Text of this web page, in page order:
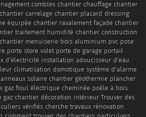
combles chantier chauffage chantier
carrelage chantier placard dressing
équipée chantier ravalement façade chantier
traitement humidité chantier construction
menuiserie bois aluminium pvc pose
porte store volet porte de garage portail
d'électricité installation adoucisseur d'eau
climatisation domotique système d'alarme
solaire chantier géothermie plancher
gaz fioul électrique cheminée poêle à bois
chantier décoration intérieur Trouver des
vérifiés cherche travaux rénovation